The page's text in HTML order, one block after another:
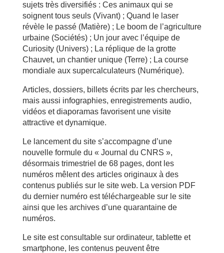
sujets très diversifiés : Ces animaux qui se
soignent tous seuls (Vivant) ; Quand le laser
révèle le passé (Matière) ; Le boom de l’agriculture
urbaine (Sociétés) ; Un jour avec l’équipe de
Curiosity (Univers) ; La réplique de la grotte
Chauvet, un chantier unique (Terre) ; La course
mondiale aux supercalculateurs (Numérique).
Articles, dossiers, billets écrits par les chercheurs,
mais aussi infographies, enregistrements audio,
vidéos et diaporamas favorisent une visite
attractive et dynamique.
Le lancement du site s’accompagne d’une
nouvelle formule du « Journal du CNRS »,
désormais trimestriel de 68 pages, dont les
numéros mêlent des articles originaux à des
contenus publiés sur le site web. La version PDF
du dernier numéro est téléchargeable sur le site
ainsi que les archives d’une quarantaine de
numéros.
Le site est consultable sur ordinateur, tablette et
smartphone, les contenus peuvent être